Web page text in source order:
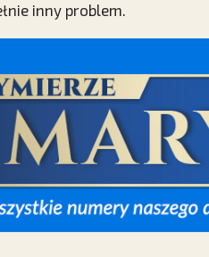
inny problem.